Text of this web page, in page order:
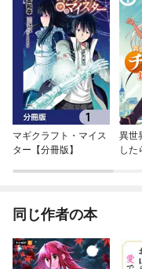
マギクラフト・マイス
ター【分冊版】
異世
した
同じ作者の本